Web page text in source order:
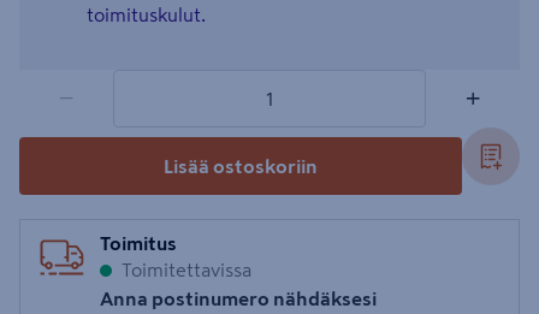
toimituskulut.
− +
Lisää ostoskoriin
Toimitus
Toimitettavissa
Anna postinumero nähdäksesi